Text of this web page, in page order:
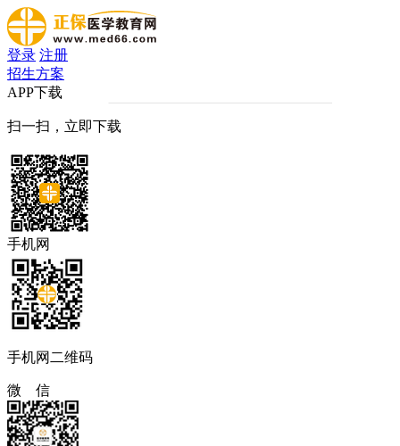
登录 注册
招生方案
APP下载
扫一扫，立即下载
手机网
手机网二维码
微 信